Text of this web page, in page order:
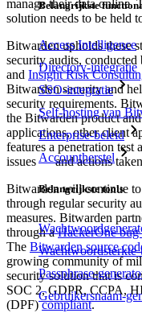
Belangrijkste
Access Intelligence
Directory-integratie
SSO-integratie
Self-hosting van
Enterprise-beleid
Accountherstel
Belangrijkste tools
Wachtwoordsterkte-
Passphrase-
Gebruikersnaam-
manage their data online.
solution needs to be held
Bitwarden upholds these
security audits,
and Insight Risk
Bitwarden security and
security requirements.
the Bitwarden product
applications, other client
features a penetration
issues — and actions
Bitwarden will continue
through regular security
measures. Bitwarden
through aHackerOne
The Bitwarden source
growing community of
security solution that is
SOC 2, GDPR, CCPA,
(DPF)compliant.